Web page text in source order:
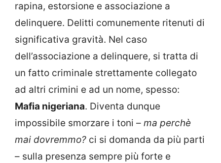
rapina, estorsione e associazione a
delinquere. Delitti comunemente ritenuti di
significativa gravità. Nel caso
dell’associazione a delinquere, si tratta di
un fatto criminale strettamente collegato
ad altri crimini e ad un nome, spesso:
Mafia nigeriana. Diventa dunque
impossibile smorzare i toni – ma perchè
mai dovremmo? ci si domanda da più parti
– sulla presenza sempre più forte e